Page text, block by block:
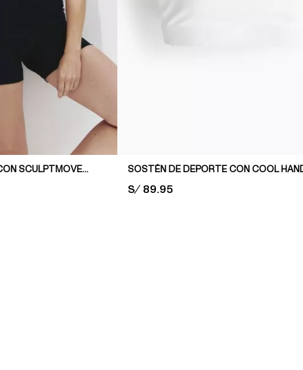
SOSTÉN DEPORTIVO CON SCULPTMOVE™ MEDIUM SUPPORT
PRICE:
S/ 89.95